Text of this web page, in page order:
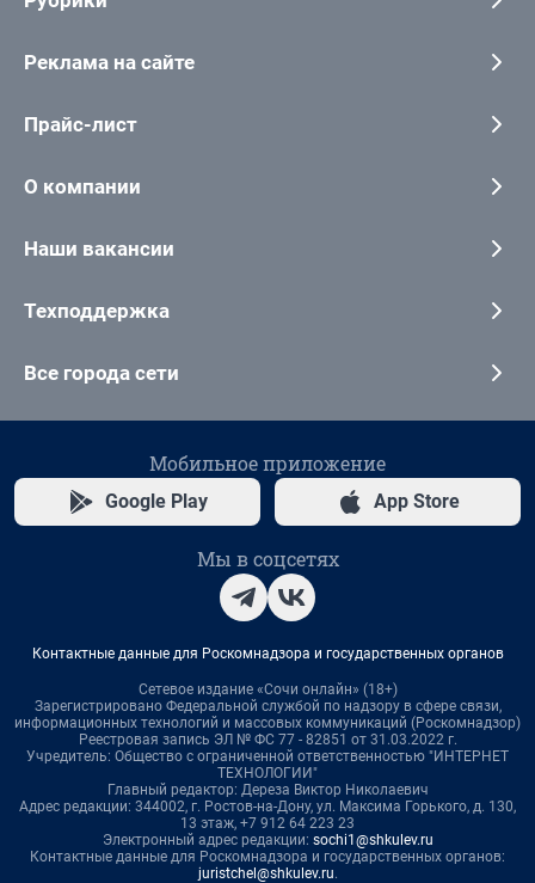
Реклама на сайте
Прайс-лист
О компании
Наши вакансии
Техподдержка
Все города сети
Мобильное приложение
Google Play App Store
Мы в соцсетях
Контактные данные для Роскомнадзора и государственных органов
Сетевое издание «Сочи онлайн» (18+)
Зарегистрировано Федеральной службой по надзору в сфере связи,
информационных технологий и массовых коммуникаций (Роскомнадзор)
Реестровая запись ЭЛ № ФС 77 - 82851 от 31.03.2022 г.
Учредитель: Общество с ограниченной ответственностью "ИНТЕРНЕТ
ТЕХНОЛОГИИ"
Главный редактор: Дереза Виктор Николаевич
Адрес редакции: 344002, г. Ростов-на-Дону, ул. Максима Горького, д. 130,
13 этаж, +7 912 64 223 23
Электронный адрес редакции: sochi1@shkulev.ru
Контактные данные для Роскомнадзора и государственных органов:
juristchel@shkulev.ru.